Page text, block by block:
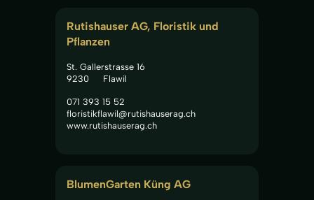
Rutishauser AG, Floristik und
Pflanzen
St. Gallerstrasse 16
9230
Flawil
071 393 15 52
floristikflawil@rutishauserag.ch
www.rutishauserag.ch
BlumenGarten Küng AG